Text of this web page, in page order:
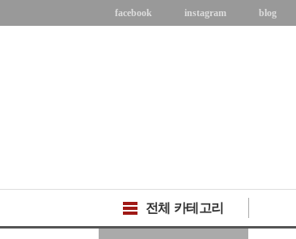
facebook instagram blog
전체 카테고리